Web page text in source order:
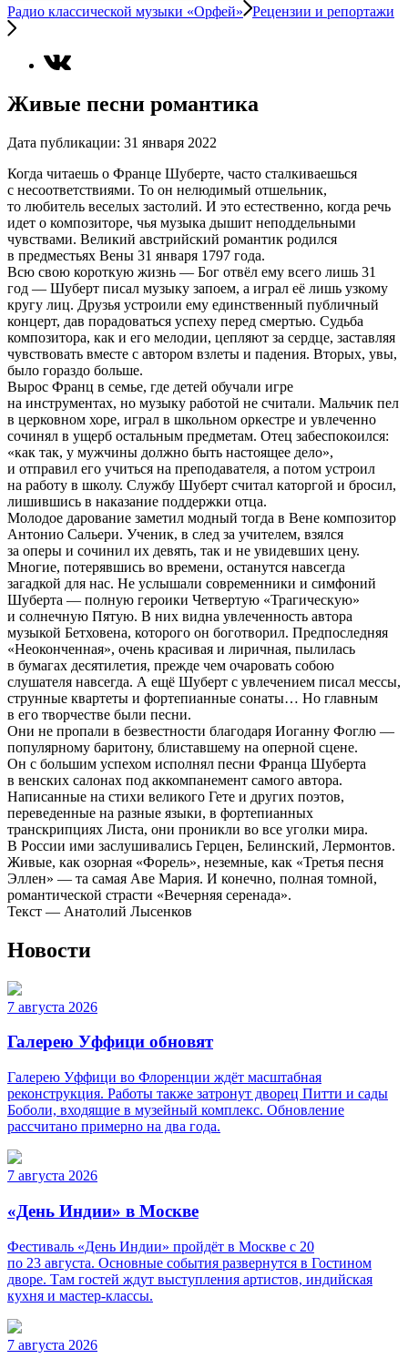
Радио классической музыки «Орфей» Рецензии и репортажи
Живые песни романтика
Дата публикации: 31 января 2022
Когда читаешь о Франце Шуберте, часто сталкиваешься
с несоответствиями. То он нелюдимый отшельник,
то любитель веселых застолий. И это естественно, когда речь
идет о композиторе, чья музыка дышит неподдельными
чувствами. Великий австрийский романтик родился
в предместьях Вены 31 января 1797 года.
Всю свою короткую жизнь — Бог отвёл ему всего лишь 31
год — Шуберт писал музыку запоем, а играл её лишь узкому
кругу лиц. Друзья устроили ему единственный публичный
концерт, дав порадоваться успеху перед смертью. Судьба
композитора, как и его мелодии, цепляют за сердце, заставляя
чувствовать вместе с автором взлеты и падения. Вторых, увы,
было гораздо больше.
Вырос Франц в семье, где детей обучали игре
на инструментах, но музыку работой не считали. Мальчик пел
в церковном хоре, играл в школьном оркестре и увлеченно
сочинял в ущерб остальным предметам. Отец забеспокоился:
«как так, у мужчины должно быть настоящее дело»,
и отправил его учиться на преподавателя, а потом устроил
на работу в школу. Службу Шуберт считал каторгой и бросил,
лишившись в наказание поддержки отца.
Молодое дарование заметил модный тогда в Вене композитор
Антонио Сальери. Ученик, в след за учителем, взялся
за оперы и сочинил их девять, так и не увидевших цену.
Многие, потерявшись во времени, останутся навсегда
загадкой для нас. Не услышали современники и симфоний
Шуберта — полную героики Четвертую «Трагическую»
и солнечную Пятую. В них видна увлеченность автора
музыкой Бетховена, которого он боготворил. Предпоследняя
«Неоконченная», очень красивая и лиричная, пылилась
в бумагах десятилетия, прежде чем очаровать собою
слушателя навсегда. А ещё Шуберт с увлечением писал мессы,
струнные квартеты и фортепианные сонаты… Но главным
в его творчестве были песни.
Они не пропали в безвестности благодаря Иоганну Фоглю —
популярному баритону, блиставшему на оперной сцене.
Он с большим успехом исполнял песни Франца Шуберта
в венских салонах под аккомпанемент самого автора.
Написанные на стихи великого Гете и других поэтов,
переведенные на разные языки, в фортепианных
транскрипциях Листа, они проникли во все уголки мира.
В России ими заслушивались Герцен, Белинский, Лермонтов.
Живые, как озорная «Форель», неземные, как «Третья песня
Эллен» — та самая Аве Мария. И конечно, полная томной,
романтической страсти «Вечерняя серенада».
Текст — Анатолий Лысенков
Новости
7 августа 2026
Галерею Уффици обновят
Галерею Уффици во Флоренции ждёт масштабная
реконструкция. Работы также затронут дворец Питти и сады
Боболи, входящие в музейный комплекс. Обновление
рассчитано примерно на два года.
7 августа 2026
«День Индии» в Москве
Фестиваль «День Индии» пройдёт в Москве с 20
по 23 августа. Основные события развернутся в Гостином
дворе. Там гостей ждут выступления артистов, индийская
кухня и мастер-классы.
7 августа 2026